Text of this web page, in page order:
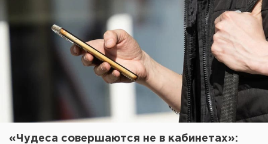
«Чудеса совершаются не в кабинетах»: